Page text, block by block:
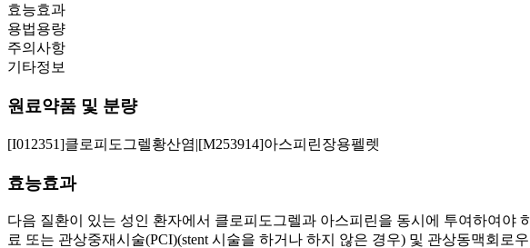
효능효과
용법용량
주의사항
기타정보
원료약품 및 분량
[I012351]클로피도그렐황산염|[M253914]아스피린장용펠렛
효능효과
다음 질환이 있는 성인 환자에서 클로피도그렐과 아스피린을 동시에 투여하여야
료 또는 관상중재시술(PCI)(stent 시술을 하거나 하지 않은 경우) 및 관상동맥회